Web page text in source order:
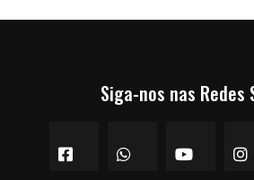
Siga-nos nas Redes